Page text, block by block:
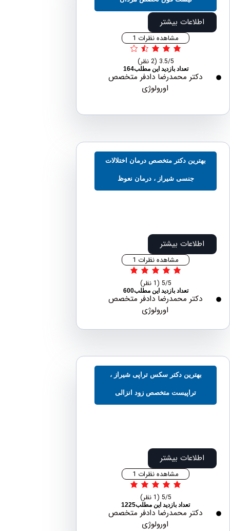
اطلاعات بیشتر
مشاهده نظرات 1
تعداد بازدید این مطلب164
دکتر محمدرضا دادفر متخصص
اورولوژی
دکتر متخصص درمان اختلالات
جنسی شیراز ، درمان نعوظ
اطلاعات بیشتر
مشاهده نظرات 1
تعداد بازدید این مطلب600
دکتر محمدرضا دادفر متخصص
اورولوژی
بهترین دکتر سکس تراپی شیراز ،
تراپیست متخصص زود انزالی
اطلاعات بیشتر
مشاهده نظرات 1
تعداد بازدید این مطلب1225
دکتر محمدرضا دادفر متخصص
اورولوژی